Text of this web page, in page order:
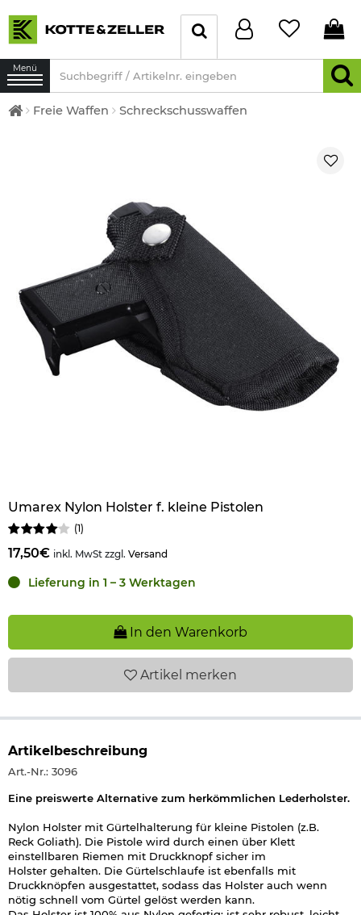
Menü
Freie Waffen Schreckschusswaffen
Umarex Nylon Holster f. kleine Pistolen
(1 )
17,50€ inkl. MwSt zzgl. Versand
Lieferung in 1 – 3 Werktagen
In den Warenkorb
Artikel merken
Artikelbeschreibung
Art.-Nr.: 3096
Eine preiswerte Alternative zum herkömmlichen Lederholster.
Nylon Holster mit Gürtelhalterung für kleine Pistolen (z.B.
Reck Goliath). Die Pistole wird durch einen über Klett
einstellbaren Riemen mit Druckknopf sicher im
Holster gehalten. Die Gürtelschlaufe ist ebenfalls mit
Druckknöpfen ausgestattet, sodass das Holster auch wenn
nötig schnell vom Gürtel gelöst werden kann.